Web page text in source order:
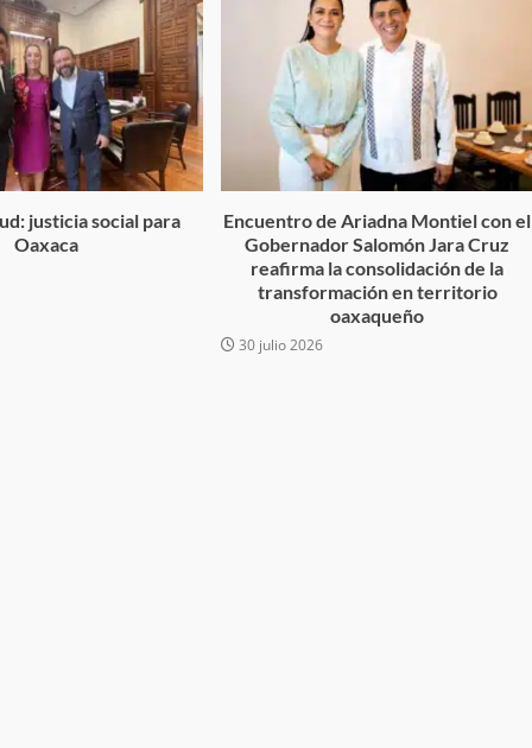
justicia social para
Oaxaca
Encuentro de Ariadna Montiel con el
Gobernador Salomón Jara Cruz
reafirma la consolidación de la
transformación en territorio
oaxaqueño
30 julio 2026
organizada y contrabando
admin 16 julio 2026
Ejecuta orden de aprehensión por el
delito de pederastia cometido en la